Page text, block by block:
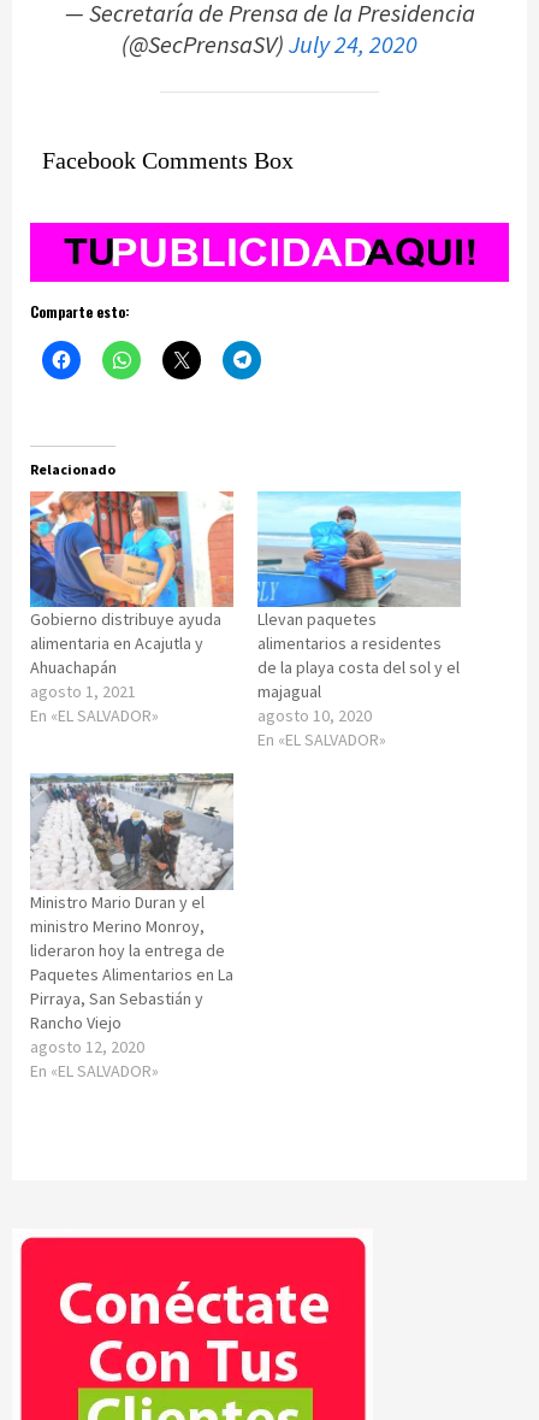
— Secretaría de Prensa de la Presidencia
(@SecPrensaSV)July 24, 2020
Facebook Comments Box
Comparte esto:
Relacionado
Gobierno distribuye ayuda
alimentaria en Acajutla y
Ahuachapán
agosto 1, 2021
En «EL SALVADOR»
Llevan paquetes
alimentarios a residentes
de la playa costa del sol y el
majagual
agosto 10, 2020
En «EL SALVADOR»
Ministro Mario Duran y el
ministro Merino Monroy,
lideraron hoy la entrega de
Paquetes Alimentarios en La
Pirraya, San Sebastián y
Rancho Viejo
agosto 12, 2020
En «EL SALVADOR»